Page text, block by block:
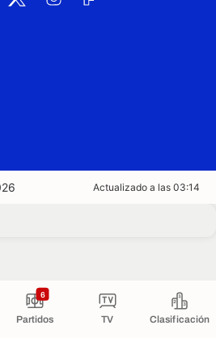
Partidos
6
TV Clasificación
Actualizado a las 03:14